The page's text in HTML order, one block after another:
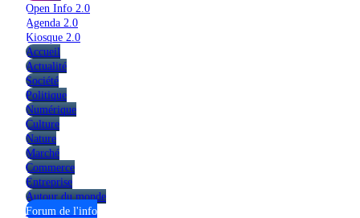
Open Info 2.0
Agenda 2.0
Kiosque 2.0
Accueil
Actualité
Société
Politique
Numérique
Culture
Nature
Marché
Commerce
Entreprise
Autour du monde
Forum de l'info